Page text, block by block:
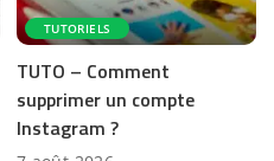
TUTORIELS
TUTO – Comment
supprimer un compte
Instagram ?